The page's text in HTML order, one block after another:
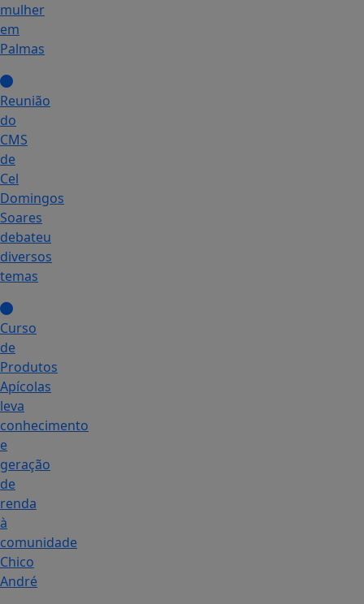
mulher
em
Palmas
Reunião
do
CMS
de
Cel
Domingos
Soares
debateu
diversos
temas
Curso
de
Produtos
Apícolas
leva
conhecimento
e
geração
de
renda
à
comunidade
Chico
André